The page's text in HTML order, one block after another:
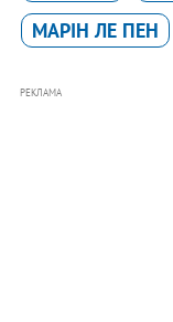
МАРІН ЛЕ ПЕН
РЕКЛАМА